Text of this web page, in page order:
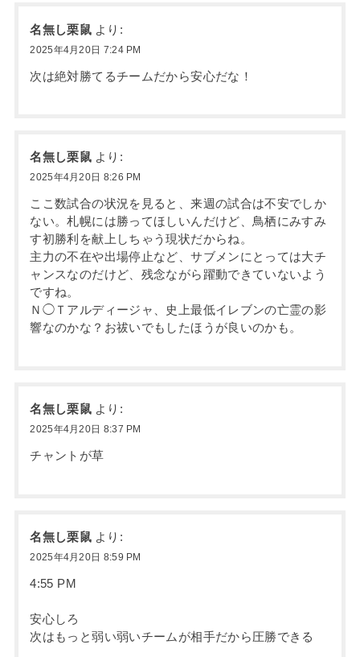
名無し栗鼠 より:
2025年4月20日 7:24 PM
次は絶対勝てるチームだから安心だな！
名無し栗鼠 より:
2025年4月20日 8:26 PM
ここ数試合の状況を見ると、来週の試合は不安でしか
ない。札幌には勝ってほしいんだけど、鳥栖にみすみ
す初勝利を献上しちゃう現状だからね。
主力の不在や出場停止など、サブメンにとっては大チ
ャンスなのだけど、残念ながら躍動できていないよう
ですね。
Ｎ◯Ｔアルディージャ、史上最低イレブンの亡霊の影
響なのかな？お祓いでもしたほうが良いのかも。
名無し栗鼠 より:
2025年4月20日 8:37 PM
チャントが草
名無し栗鼠 より:
2025年4月20日 8:59 PM
4:55 PM
安心しろ
次はもっと弱い弱いチームが相手だから圧勝できる